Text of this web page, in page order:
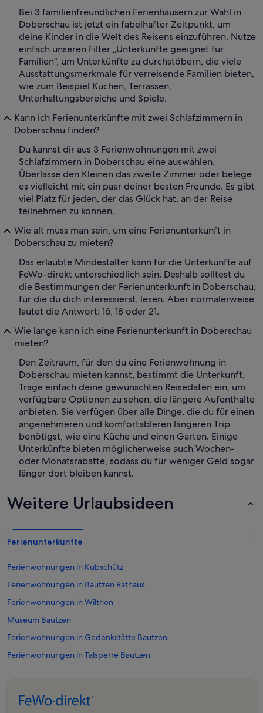
Bei 3 familienfreundlichen Ferienhäusern zur Wahl in
Doberschau ist jetzt ein fabelhafter Zeitpunkt, um
deine Kinder in die Welt des Reisens einzuführen. Nutze
einfach unseren Filter „Unterkünfte geeignet für
Familien", um Unterkünfte zu durchstöbern, die viele
Ausstattungsmerkmale für verreisende Familien bieten,
wie zum Beispiel Küchen, Terrassen,
Unterhaltungsbereiche und Spiele.
Kann ich Ferienunterkünfte mit zwei Schlafzimmern in
Doberschau finden?
Du kannst dir aus 3 Ferienwohnungen mit zwei
Schlafzimmern in Doberschau eine auswählen.
Überlasse den Kleinen das zweite Zimmer oder belege
es vielleicht mit ein paar deiner besten Freunde. Es gibt
viel Platz für jeden, der das Glück hat, an der Reise
teilnehmen zu können.
Wie alt muss man sein, um eine Ferienunterkunft in
Doberschau zu mieten?
Das erlaubte Mindestalter kann für die Unterkünfte auf
FeWo-direkt unterschiedlich sein. Deshalb solltest du
die Bestimmungen der Ferienunterkunft in Doberschau,
für die du dich interessierst, lesen. Aber normalerweise
lautet die Antwort: 16, 18 oder 21.
Wie lange kann ich eine Ferienunterkunft in Doberschau
mieten?
Den Zeitraum, für den du eine Ferienwohnung in
Doberschau mieten kannst, bestimmt die Unterkunft,
Trage einfach deine gewünschten Reisedaten ein, um
verfügbare Optionen zu sehen, die längere Aufenthalte
anbieten. Sie verfügen über alle Dinge, die du für einen
angenehmeren und komfortableren längeren Trip
benötigst, wie eine Küche und einen Garten. Einige
Unterkünfte bieten möglicherweise auch Wochen-
oder Monatsrabatte, sodass du für weniger Geld sogar
länger dort bleiben kannst.
Weitere Urlaubsideen
Ferienunterkünfte
Ferienwohnungen in Kubschütz
Ferienwohnungen in Bautzen Rathaus
Ferienwohnungen in Wilthen
Museum Bautzen
Ferienwohnungen in Gedenkstätte Bautzen
Ferienwohnungen in Talsperre Bautzen
Ferienwohnungen in Bautzen